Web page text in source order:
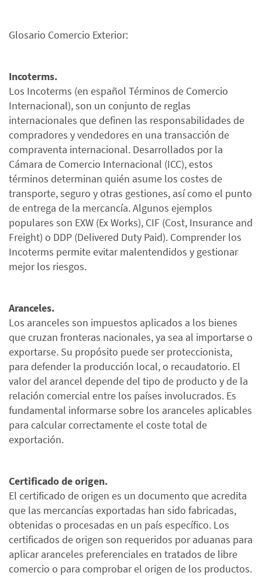
Glosario Comercio Exterior:
Incoterms.
Los Incoterms (en español Términos de Comercio
Internacional), son un conjunto de reglas
internacionales que definen las responsabilidades de
compradores y vendedores en una transacción de
compraventa internacional. Desarrollados por la
Cámara de Comercio Internacional (ICC), estos
términos determinan quién asume los costes de
transporte, seguro y otras gestiones, así como el punto
de entrega de la mercancía. Algunos ejemplos
populares son EXW (Ex Works), CIF (Cost, Insurance and
Freight) o DDP (Delivered Duty Paid). Comprender los
Incoterms permite evitar malentendidos y gestionar
mejor los riesgos.
Aranceles.
Los aranceles son impuestos aplicados a los bienes
que cruzan fronteras nacionales, ya sea al importarse o
exportarse. Su propósito puede ser proteccionista,
para defender la producción local, o recaudatorio. El
valor del arancel depende del tipo de producto y de la
relación comercial entre los países involucrados. Es
fundamental informarse sobre los aranceles aplicables
para calcular correctamente el coste total de
exportación.
Certificado de origen.
El certificado de origen es un documento que acredita
que las mercancías exportadas han sido fabricadas,
obtenidas o procesadas en un país específico. Los
certificados de origen son requeridos por aduanas para
aplicar aranceles preferenciales en tratados de libre
comercio o para comprobar el origen de los productos.